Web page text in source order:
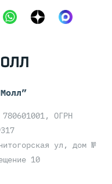
ОГРН
ул, дом №
10